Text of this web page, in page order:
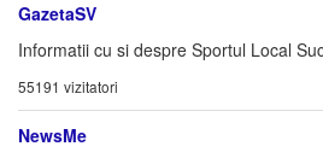
GazetaSV
Informatii cu si despre Sportul Local
55191 vizitatori
NewsMe